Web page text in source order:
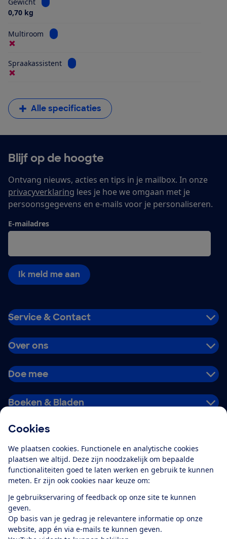
Cookies
We plaatsen cookies. Functionele en analytische cookies
plaatsen we altijd. Deze zijn noodzakelijk om bepaalde
functionaliteiten goed te laten werken en gebruik te kunnen
meten. Er zijn ook cookies naar keuze om:
Je gebruikservaring of feedback op onze site te kunnen
geven.
Op basis van je gedrag je relevantere informatie op onze
website, app én via e-mails te kunnen geven.
0,70 kg
Multiroom Bekijk informatie voor Multiroom
Spraakassistent Bekijk informatie voor Spraakassistent
Alle specificaties
Blijf op de hoogte
Ontvang nieuws, acties en tips in je mailbox. In onze
privacyverklaring lees je hoe we omgaan met je
persoonsgegevens en e-mails voor je personaliseren.
E-mailadres
Ik meld me aan
Service & Contact
Over ons
Doe mee
Boeken & Bladen
Alles over de
app
Algemene Voorwaarden
Privacyverklaring